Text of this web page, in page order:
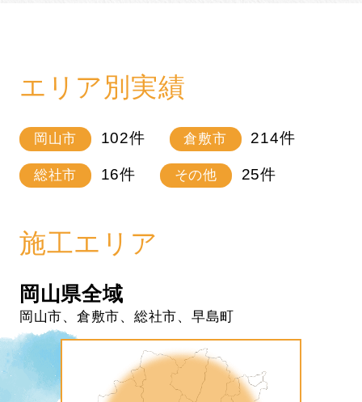
エリア別実績
岡山市 102件 倉敷市 214件
総社市 16件 その他 25件
施工エリア
岡山県全域
岡山市、倉敷市、総社市、早島町